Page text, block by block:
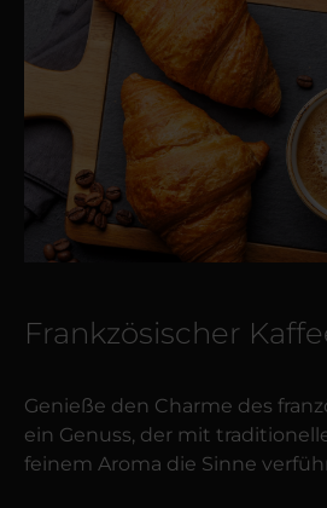
Frankzösischer
Genieße den Charme des
ein Genuss, der mit
feinem Aroma die Sinne